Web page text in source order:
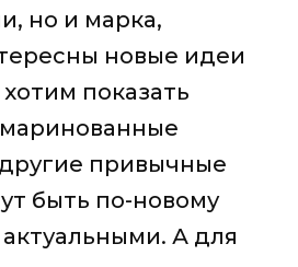
но и марка,
новые идеи
показать
привычные
быть по-новому
А для